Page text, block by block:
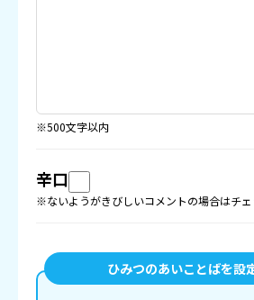
※500文字以内
辛口
※ないようがきびしいコメントの場合はチェ
ひみつのあいことばを設